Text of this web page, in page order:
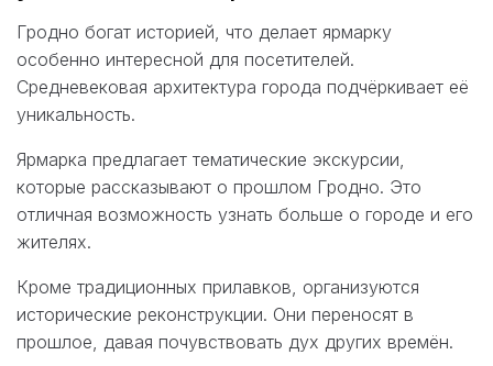
Гродно богат историей, что делает ярмарку
особенно интересной для посетителей.
Средневековая архитектура города подчёркивает её
уникальность.
Ярмарка предлагает тематические экскурсии,
которые рассказывают о прошлом Гродно. Это
отличная возможность узнать больше о городе и его
жителях.
Кроме традиционных прилавков, организуются
исторические реконструкции. Они переносят в
прошлое, давая почувствовать дух других времён.